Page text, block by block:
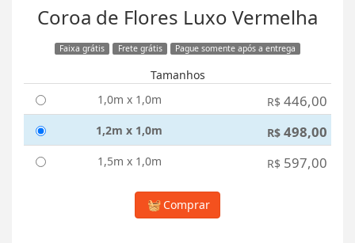
Coroa de Flores Luxo Vermelha
Faixa grátis Frete grátis Pague somente após a entrega
Tamanhos
1,0m x 1,0m
R$ 446,00
1,2m x 1,0m R$ 498,00
1,5m x 1,0m R$ 597,00
Comprar